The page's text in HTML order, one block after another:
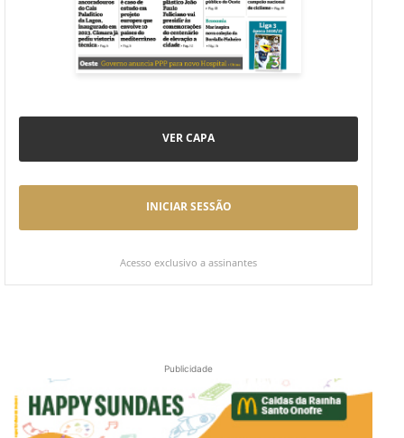
VER CAPA
INICIAR SESSÃO
Acesso exclusivo a assinantes
Publicidade